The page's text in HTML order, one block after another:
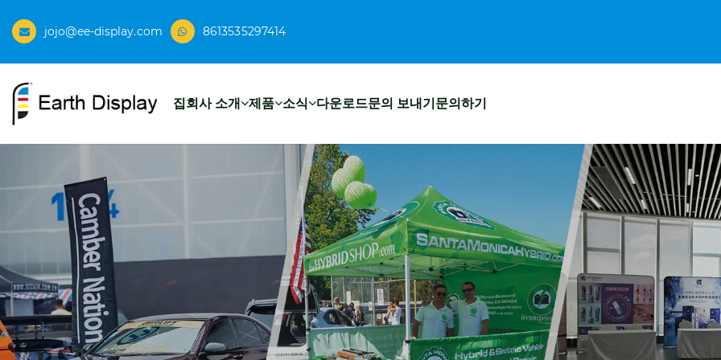
jojo@ee-display.com 8613535297414
집회사 소개 제품 소식 다운로드문의 보내기문의하기